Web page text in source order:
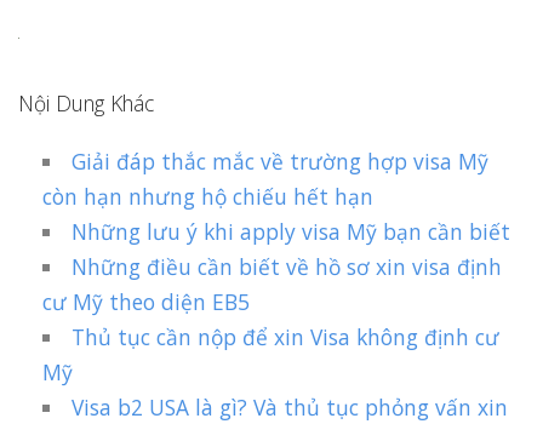
Nội Dung Khác
Giải đáp thắc mắc về trường hợp visa Mỹ
còn hạn nhưng hộ chiếu hết hạn
Những lưu ý khi apply visa Mỹ bạn cần biết
Những điều cần biết về hồ sơ xin visa định
cư Mỹ theo diện EB5
Thủ tục cần nộp để xin Visa không định cư
Mỹ
Visa b2 USA là gì? Và thủ tục phỏng vấn xin